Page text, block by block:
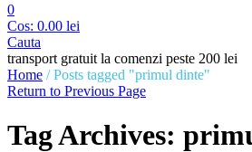
0
Cos: 0.00 lei
Cauta
transport gratuit la comenzi peste 200 lei
Home / Posts tagged "primul dinte"
Return to Previous Page
Tag Archives: